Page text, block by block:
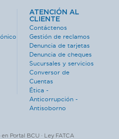
ATENCIÓN AL
CLIENTE
Contáctenos
Gestión de reclamos
Denuncia de tarjetas
Denuncia de cheques
Sucursales y servicios
Conversor de
Cuentas
Ética -
Anticorrupción -
Antisoborno
Portal BCU · Ley FATCA